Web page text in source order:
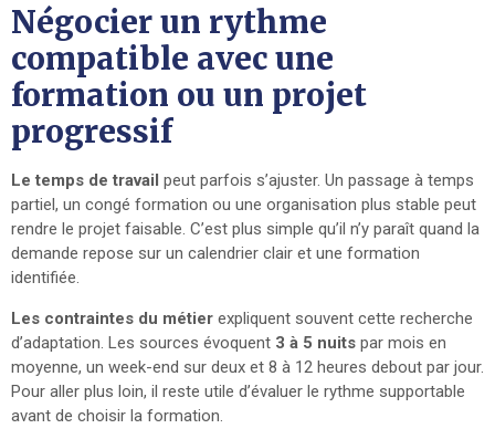
Négocier un rythme
compatible avec une
formation ou un projet
progressif
Le temps de travail peut parfois s’ajuster. Un passage à temps
partiel, un congé formation ou une organisation plus stable peut
rendre le projet faisable. C’est plus simple qu’il n’y paraît quand la
demande repose sur un calendrier clair et une formation
identifiée.
Les contraintes du métier expliquent souvent cette recherche
d’adaptation. Les sources évoquent 3 à 5 nuits par mois en
moyenne, un week-end sur deux et 8 à 12 heures debout par jour.
Pour aller plus loin, il reste utile d’évaluer le rythme supportable
avant de choisir la formation.